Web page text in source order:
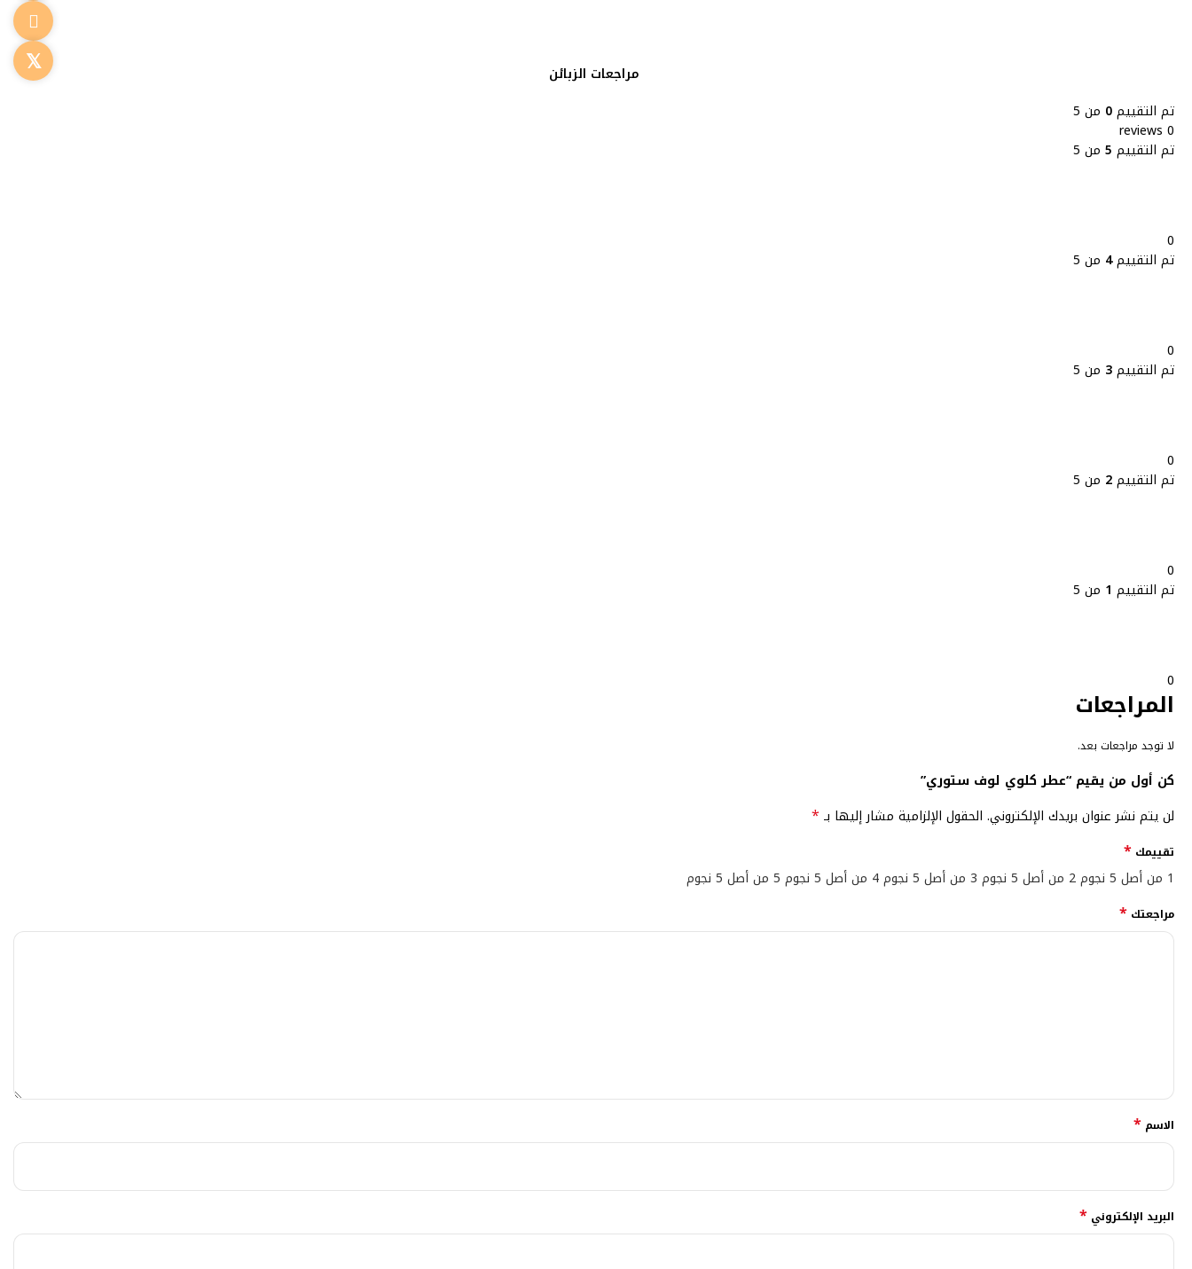
مراجعات الزبائن
تم التقييم0 من 5
0 reviews
تم التقييم 5 من 5
0
تم التقييم4 من 5
0
تم التقييم3 من 5
0
تم التقييم2 من 5
0
تم التقييم 1 من 5
0
المراجعات
لا توجد مراجعات بعد.
كن أول من يقيم “عطر كلوي لوف ستوري”
لن يتم نشر عنوان بريدك الإلكتروني. الحقول الإلزامية مشار إليها بـ *
تقييمك *
1 من أصل 5 نجوم 2 من أصل 5 نجوم 3 من أصل 5 نجوم 4 من أصل 5 نجوم 5 من أصل 5 نجوم
مراجعتك *
الاسم *
البريد الإلكتروني *